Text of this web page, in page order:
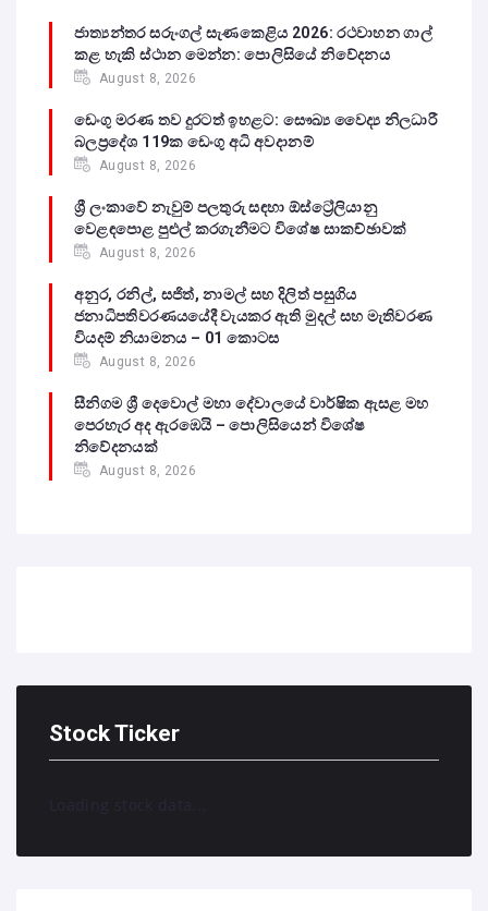
ජාත්‍යන්තර සරුංගල් සැණකෙළිය 2026: රථවාහන ගාල්
කළ හැකි ස්ථාන මෙන්න: පොලිසියේ නිවේදනය
August 8, 2026
ඩෙංගු මරණ තව දුරටත් ඉහළට: සෞඛ්‍ය වෛද්‍ය නිලධාරී
බලප්‍රදේශ 119ක ඩෙංගු අධි අවදානම්
August 8, 2026
ශ්‍රී ලංකාවේ නැවුම් පලතුරු සඳහා ඕස්ට්‍රේලියානු
වෙළඳපොළ පුළුල් කරගැනීමට විශේෂ සාකච්ඡාවක්
August 8, 2026
අනුර, රනිල්, සජිත්, නාමල් සහ දිලිත් පසුගිය
ජනාධිපතිවරණයයේදී වැයකර ඇති මුදල් සහ මැතිවරණ
වියදම් නියාමනය – 01 කොටස
August 8, 2026
සීනිගම ශ්‍රී දෙවොල් මහා දේවාලයේ වාර්ෂික ඇසළ මහ
පෙරහැර අද ඇරඹෙයි – පොලිසියෙන් විශේෂ
නිවේදනයක්
August 8, 2026
Stock Ticker
Loading stock data...